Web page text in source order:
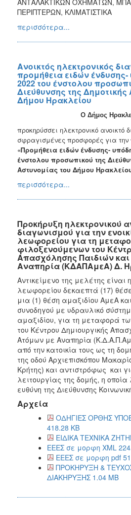
ΠΕΡΙΠΤΕΡΩΝ, ΚΛΙΜΑΤΙΣΤΙΚΑ
περισσότερα...
Ανοικτός ηλεκτρονικός
προμήθεια ειδών ένδυσης-
2022 του ένστολου
Διεύθυνσης της
Δήμου Ηρακλείου
Ο Δήμος
προκηρύσσει ηλεκτρονικό ανοικτό
σφραγισμένες προσφορές για την
«Προμήθεια ειδών ένδυσης-
ένστολου προσωπικού της
Αστυνομίας του Δήμου
περισσότερα...
Προκήρυξη ηλεκτρονικού
διαγωνισμού για την
λεωφορείου για τη
φιλοξενούμενων του
Απασχόλησης Παιδιών
Αναπηρία (ΚΔΑΠΑμεΑ) Δ.
Αντικείμενο της μελέτης είναι
λεωφορείου δεκαεπτά (17)
μια (1) θέση αμαξιδίου ΑμεΑ
συνοδηγού με υδραυλικό
αμαξιδίου, για τη μεταφορά
του Κέντρου Δημιουργικής
Ατόμων με Αναπηρία
από την κατοικία τους ως τη
της οδού Αρχιεπισκόπου
Κρήτης) και αντιστρόφως και
λειτουργίας της δομής, η οποία
ευθύνη της Διεύθυνσης
Αρχεία
ΟΔΗΓΙΕΣ ΟΡΘΗΣ
418.28 KB
ΕΙΔΙΚΑ ΤΕΧΝΙΚΑ
ΕΕΕΣ σε μορφη XML
ΕΕΕΣ σε μορφη pdf
ΠΡΟΚΗΡΥΞΗ &
ΔΙΑΚΗΡΥΞΗΣ 1.04 MB